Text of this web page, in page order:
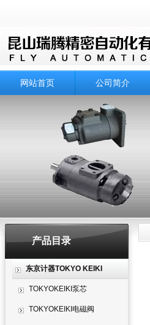
网站首页 公司简介
产品目录
东京计器TOKYO KEIKI
TOKYOKEIKI泵芯
TOKYOKEIKI电磁阀